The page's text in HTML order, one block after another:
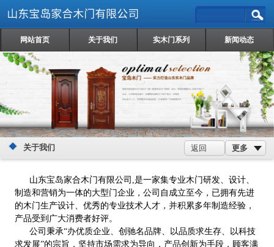
网站首页 关于我们 实木门系列 新闻动态
关于我们 更多
返回
山东宝岛家合木门有限公司 ,是一家集专业木门研发、设计、
制造和营销为一体的大型门企业，公司自成立至今，已拥有先进
的木门生产设计、优秀的专业技术人才，并积累多年制造经验，
产品受到广大消费者好评。
公司秉承“办优质企业、创驰名品牌、以品质求生存、以科技
求发展”的宗旨，坚持市场需求为导向，产品创新为手段，顾客满